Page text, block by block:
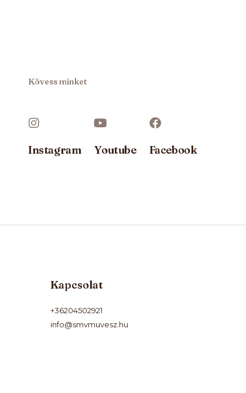
Kövess minket
Instagram Youtube Facebook
Kapcsolat
+36204502921
info@smvmuvesz.hu